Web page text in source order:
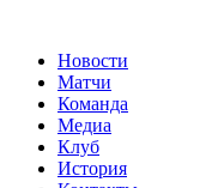
Новости
Матчи
Команда
Медиа
Клуб
История